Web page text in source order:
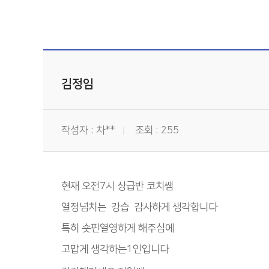
김정임
작성자 : 차** 조회 : 255
현재 오전7시 상급반 코치쌤
열정넘치는 강습 감사하게 생각합니다
특히 숏핀열영하게 해주심에
고맙게 생각하는1인입니다